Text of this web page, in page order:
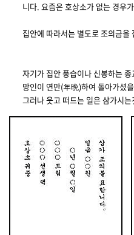
니다. 요즘은 호상소가 없는 경우
집안에 따라서는 별도로 조의금
자기가 집안 풍습이나 신봉하는
망인이 연만(年晩)하여 돌아가셨
그러나 웃고 떠드는 일은 삼가시